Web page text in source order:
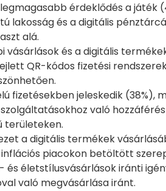
érdeklődés a játék
lakosság és a digitális
alá.
vásárlások és a digitális
QR-kódos fizetési
fizetésekben jeleskedik (38%),
való
területeken.
a digitális termékek
inflációs piacokon betöltött
és életstílusvásárlások iránti
való megvásárlása iránt.